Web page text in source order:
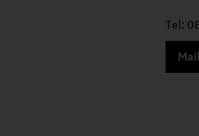
Tel: